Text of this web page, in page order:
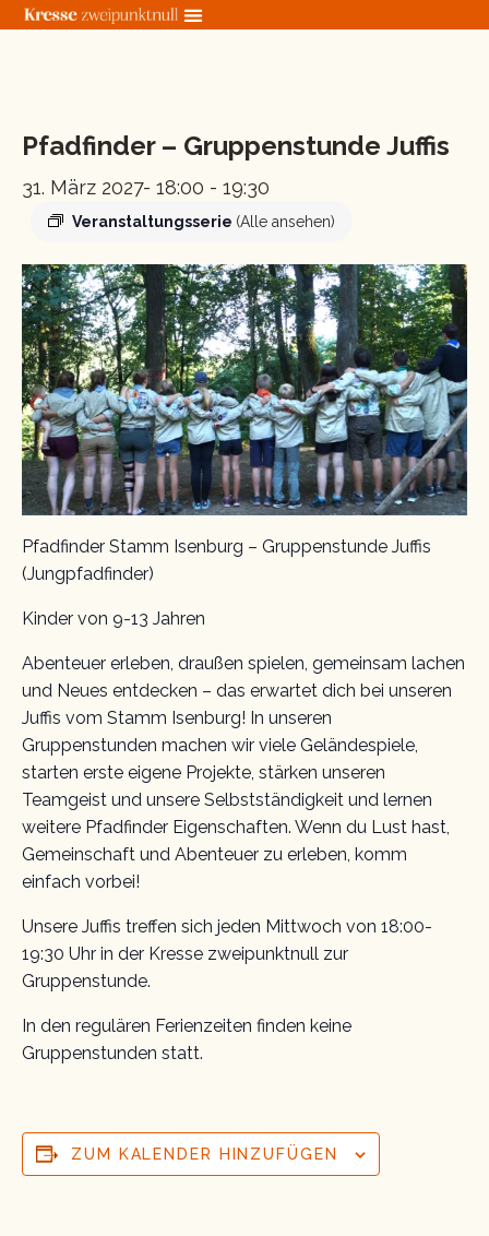
Zum
Pfadfinder – Gruppenstunde Juffis
31. März 2027- 18:00 - 19:30
Veranstaltungsserie (Alle ansehen)
Pfadfinder Stamm Isenburg – Gruppenstunde Juffis
(Jungpfadfinder)
Kinder von 9-13 Jahren
Abenteuer erleben, draußen spielen, gemeinsam lachen
und Neues entdecken – das erwartet dich bei unseren
Juffis vom Stamm Isenburg! In unseren
Gruppenstunden machen wir viele Geländespiele,
starten erste eigene Projekte, stärken unseren
Teamgeist und unsere Selbstständigkeit und lernen
weitere Pfadfinder Eigenschaften. Wenn du Lust hast,
Gemeinschaft und Abenteuer zu erleben, komm
einfach vorbei!
Unsere Juffis treffen sich jeden Mittwoch von 18:00-
19:30 Uhr in der Kresse zweipunktnull zur
Gruppenstunde.
In den regulären Ferienzeiten finden keine
Gruppenstunden statt.
ZUM KALENDER HINZUFÜGEN